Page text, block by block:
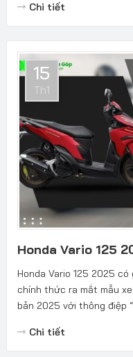
Chi tiết
15
Th1
Honda Vario 125
Honda Vario 125 2025
chính thức ra mắt mẫu
bản 2025 với thông điệp
Chi tiết